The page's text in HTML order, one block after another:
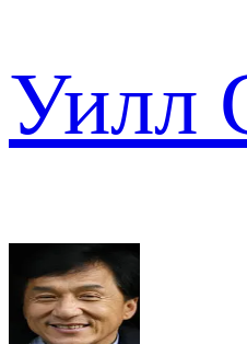
Уилл